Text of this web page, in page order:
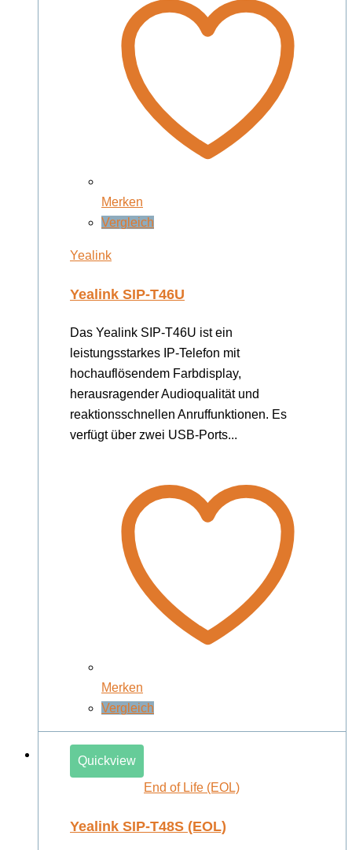
Merken
Vergleich
Yealink
Yealink SIP-T46U
Das Yealink SIP-T46U ist ein
leistungsstarkes IP-Telefon mit
hochauflösendem Farbdisplay,
herausragender Audioqualität und
reaktionsschnellen Anruffunktionen. Es
verfügt über zwei USB-Ports...
Merken
Vergleich
Quickview
End of Life (EOL)
Yealink SIP-T48S (EOL)